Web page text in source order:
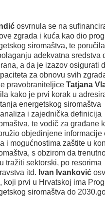
osvrnula se na
zgrada i kuća kao dio
siromaštva, te
adekvatna sredstva
a da je izazov osigurati
za obnovu svih
pravobraniteljice Tatjana
kako je prvi korak u
energetskog siromaštva
i zajednička definicija
te vodič za građane
objedinjene informacije
i mogućnostima zaštite u
s obzirom da
tražiti sektorski, po resorima
itd. Ivan Ivanković
koji prvi u Hrvatskoj ima
siromaštva do